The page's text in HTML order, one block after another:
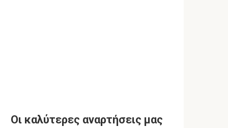
Οι καλύτερες αναρτήσεις μας